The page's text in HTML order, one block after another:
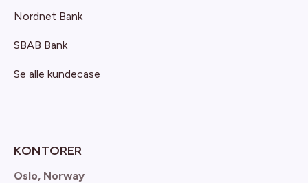
Nordnet Bank
SBAB Bank
Se alle kundecase
KONTORER
Oslo, Norway